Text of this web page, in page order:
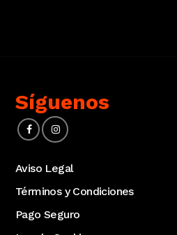
Síguenos
Aviso Legal
Términos y Condiciones
Pago Seguro